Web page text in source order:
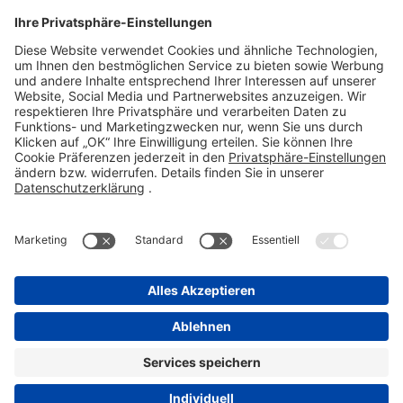
Telefon 06101 603-0
Fax 06101 603-259
info@stada.de
Kontakt
Compliance Reporting Portal ⧉
FOLGEN SIE UNS